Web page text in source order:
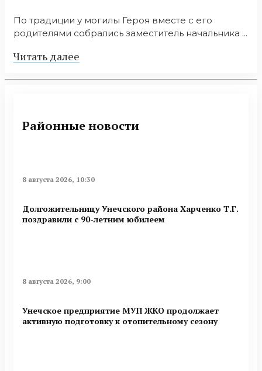
По традиции у могилы Героя вместе с его
родителями собрались заместитель начальника ...
Читать далее
Районные новости
8 августа 2026, 10:30
Долгожительницу Унечского района Харченко Т.Г.
поздравили с 90-летним юбилеем
8 августа 2026, 9:00
Унечское предприятие МУП ЖКО продолжает
активную подготовку к отопительному сезону